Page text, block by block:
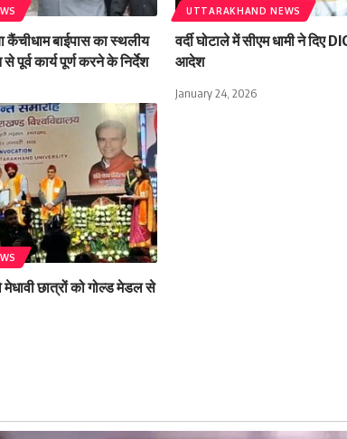
कैंचीधाम बाईपास का स्थलीय
पूर्व कार्य पूर्ण करने के निर्देश
UTTARAKHAND NEWS
वर्दी घोटाले में सीएम धामी ने दिए
आदेश
January 24, 2026
छात्रों को गोल्ड मेडल से